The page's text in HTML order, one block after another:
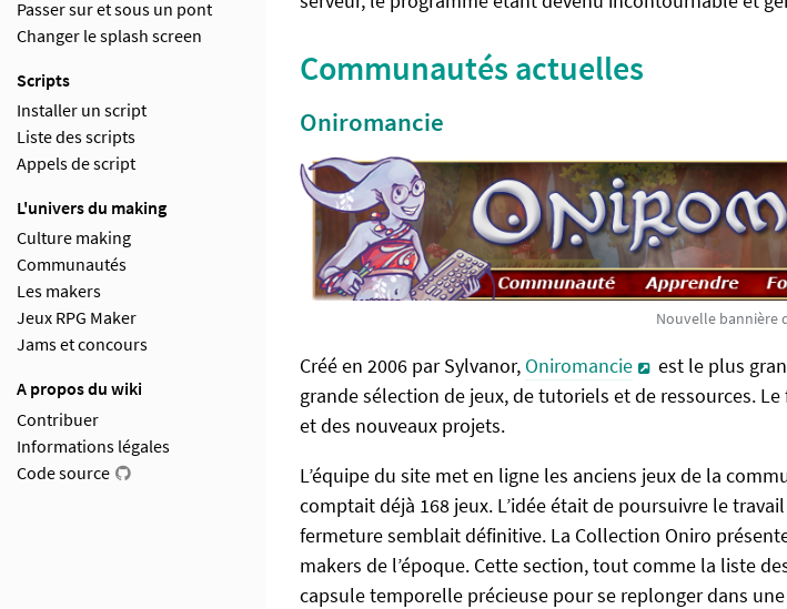
Passer sur et sous un pont
Changer le splash screen
Scripts
Installer un script
Liste des scripts
Appels de script
L'univers du making
Culture making
Communautés
Les makers
Jeux RPG Maker
Jams et concours
A propos du wiki
Contribuer
Informations légales
Code source
Communautés actuelles
Oniromancie
Nouvelle bannière
Créé en 2006 par Sylvanor, Oniromancie
est le plus
grande sélection de jeux, de tutoriels et de ressources.
et des nouveaux projets.
L’équipe du site met en ligne les anciens jeux de la
comptait déjà 168 jeux. L’idée était de poursuivre le
fermeture semblait définitive. La Collection Oniro
makers de l’époque. Cette section, tout comme la liste
capsule temporelle précieuse pour se replonger dans